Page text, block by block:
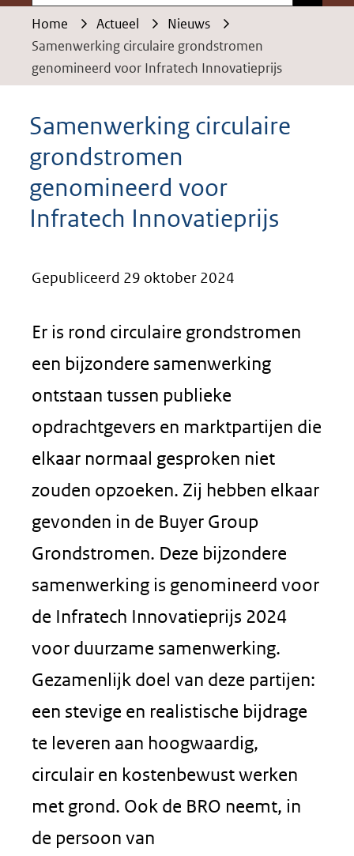
Home Actueel
Nieuws
Samenwerking circulaire grondstromen
genomineerd voor Infratech Innovatieprijs
Samenwerking circulaire
grondstromen
genomineerd voor
Infratech Innovatieprijs
Gepubliceerd 29 oktober 2024
Er is rond circulaire grondstromen
een bijzondere samenwerking
ontstaan tussen publieke
opdrachtgevers en marktpartijen die
elkaar normaal gesproken niet
zouden opzoeken. Zij hebben elkaar
gevonden in de Buyer Group
Grondstromen. Deze bijzondere
samenwerking is genomineerd voor
de Infratech Innovatieprijs 2024
voor duurzame samenwerking.
Gezamenlijk doel van deze partijen:
een stevige en realistische bijdrage
te leveren aan hoogwaardig,
circulair en kostenbewust werken
met grond. Ook de BRO neemt, in
de persoon van